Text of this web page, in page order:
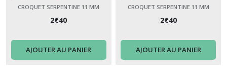
couleur jaune fluo
CROQUET SERPENTINE 11 MM
2€40
AJOUTER AU PANIER
couleur vert fluo
CROQUET SERPENTINE 11 MM
2€40
AJOUTER AU PANIER